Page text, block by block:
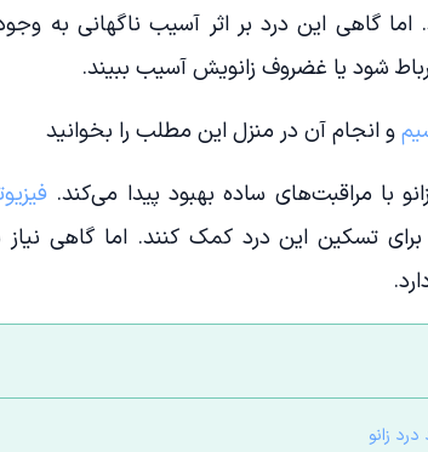
گاهی این درد بر اثر آسیب ناگهانی به
شود یا غضروف زانویش آسیب ببیند.
و انجام آن در منزل این مطلب را بخوانید
با مراقبت‌های ساده بهبود پیدا می‌کند.
برای تسکین این درد کمک کنند. اما گاهی